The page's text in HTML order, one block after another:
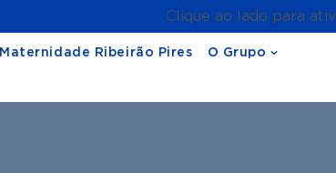
Clique ao lado para
Maternidade Ribeirão Pires O Grupo